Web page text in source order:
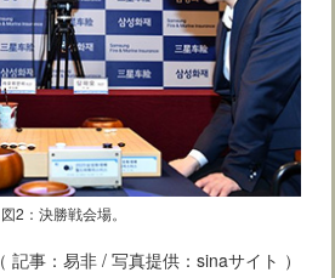
図2：決勝戦会場。
（ 記事：易非 / 写真提供：sinaサイト ）